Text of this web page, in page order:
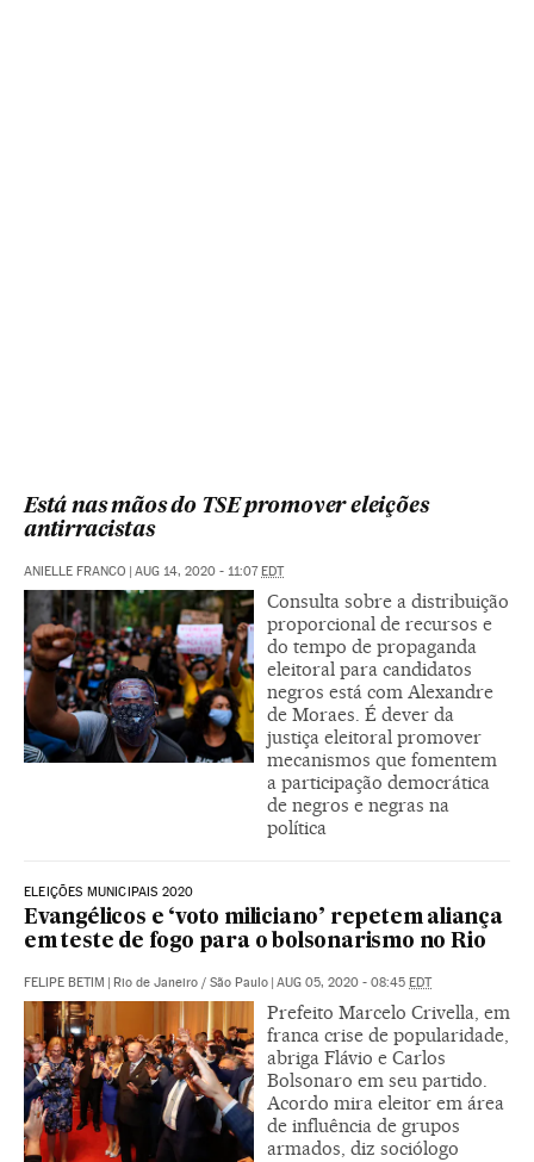
Está nas mãos do TSE promover eleições
antirracistas
ANIELLE FRANCO AUG 14, 2020 - 11:07 EDT
Consulta sobre a distribuição
proporcional de recursos e
do tempo de propaganda
eleitoral para candidatos
negros está com Alexandre
de Moraes. É dever da
justiça eleitoral promover
mecanismos que fomentem
a participação democrática
de negros e negras na
política
ELEIÇÕES MUNICIPAIS 2020
Evangélicos e ‘voto miliciano’ repetem aliança
em teste de fogo para o bolsonarismo no Rio
FELIPE BETIM Rio de Janeiro / São Paulo AUG 05, 2020 - 08:45 EDT
Prefeito Marcelo Crivella, em
franca crise de popularidade,
abriga Flávio e Carlos
Bolsonaro em seu partido.
Acordo mira eleitor em área
de influência de grupos
armados, diz sociólogo